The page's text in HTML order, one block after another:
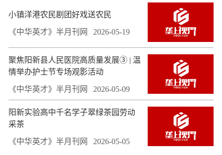
小镇洋港农民剧团好戏送农民
《中华英才》半月刊网 2026-05-19
聚焦阳新县人民医院高质量发展③ | 温
情举办护士节专场观影活动
《中华英才》半月刊网 2026-05-09
阳新实验高中千名学子翠绿茶园劳动
采茶
《中华英才》半月刊网 2026-05-05